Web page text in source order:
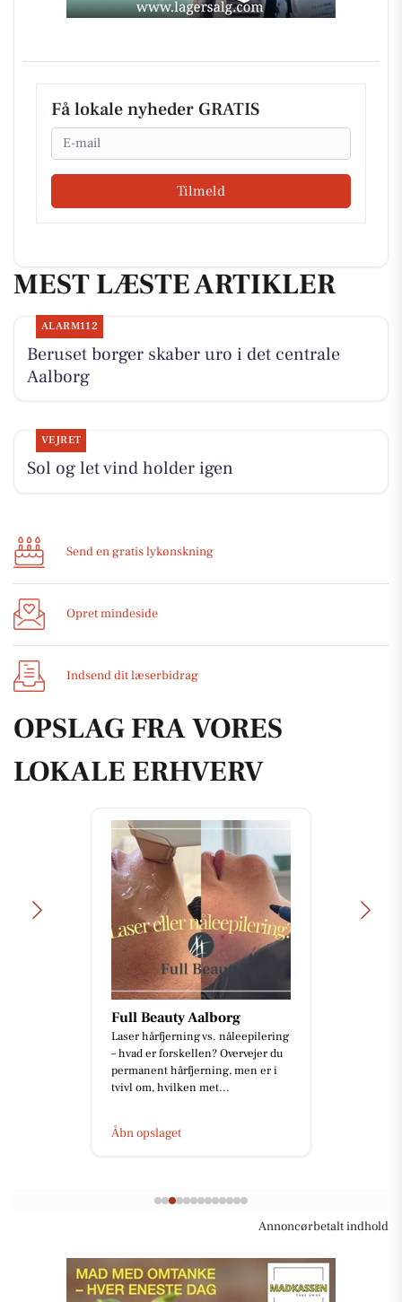
Få lokale nyheder GRATIS
Email
Tilmeld
MEST LÆSTE ARTIKLER
ALARM112
Beruset borger skaber uro i det centrale
Aalborg
VEJRET
Sol og let vind holder igen
Send en gratis lykønskning
Opret mindeside
Indsend dit læserbidrag
OPSLAG FRA VORES
LOKALE ERHVERV
Full Beauty Aalborg
Laser hårfjerning vs. nåleepilering
– hvad er forskellen? Overvejer du
permanent hårfjerning, men er i
tvivl om, hvilken met...
Åbn opslaget
Annoncørbetalt indhold